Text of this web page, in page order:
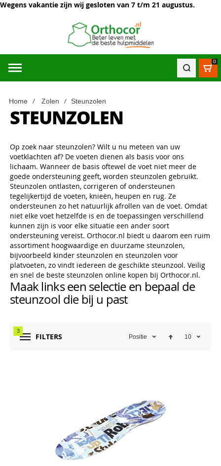
Wegens vakantie zijn wij gesloten van 7 t/m 21 augustus.
0
Home Zolen Steunzolen
STEUNZOLEN
Op zoek naar steunzolen? Wilt u nu meteen van uw
voetklachten af? De voeten dienen als basis voor ons
lichaam. Wanneer de basis oftewel de voet niet meer de
goede ondersteuning geeft, worden steunzolen gebruikt.
Steunzolen ontlasten, corrigeren of ondersteunen
tegelijkertijd de voeten, knieën, heupen en rug. Ze
ondersteunen zo het natuurlijk afrollen van de voet. Omdat
niet elke voet hetzelfde is en de toepassingen verschillend
kunnen zijn is voor elke situatie een ander soort
ondersteuning vereist. Orthocor.nl biedt u daarom een ruim
assortiment hoogwaardige en duurzame steunzolen,
bijvoorbeeld kinder steunzolen en steunzolen voor
platvoeten, zo vindt iedereen de geschikte steunzool. Veilig
en snel de beste steunzolen online kopen bij Orthocor.nl.
Maak links een selectie en bepaal de
steunzool die bij u past
FILTERS
3
Positie 10